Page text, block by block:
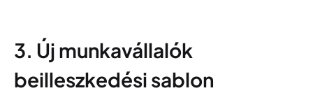
3. Új munkavállalók
beilleszkedési sablon